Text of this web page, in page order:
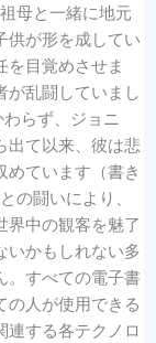
母と一緒に地元
供が形を成してい
を目覚めさせま
が乱闘していまし
らず、ジョニ
出て以来、彼は悲
めています（書き
の闘いにより、
界中の観客を魅了
いかもしれない多
。すべての電子書
の人が使用できる
連する各テクノロ